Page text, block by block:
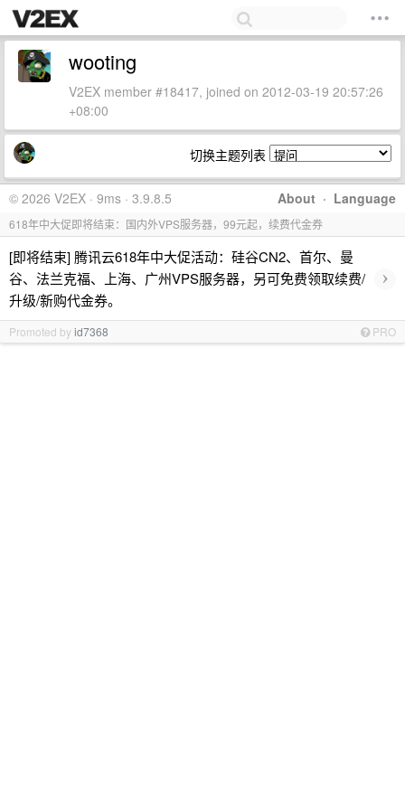
wooting
V2EX member #18417, joined on 2012-03-19 20:57:26
+08:00
切换主题列表
About · Language
© 2026 V2EX · 9ms · 3.9.8.5
618年中大促即将结束：国内外VPS服务器，99元起，续费代金券
[即将结束] 腾讯云618年中大促活动：硅谷CN2、首尔、曼
谷、法兰克福、上海、广州VPS服务器，另可免费领取续费/
升级/新购代金券。
›
Promoted byid7368 PRO